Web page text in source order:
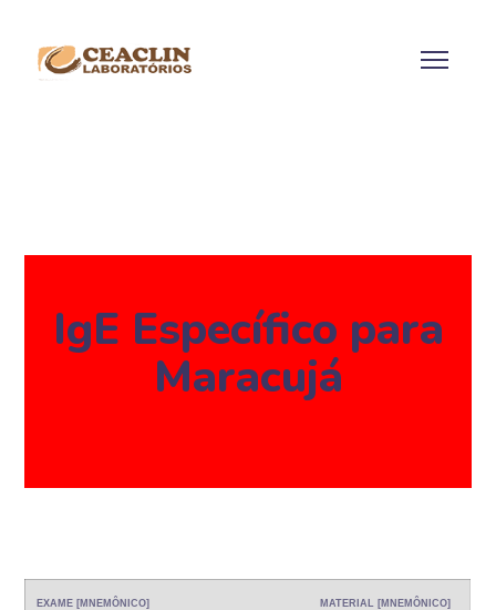
IgE Específico para
Maracujá
EXAME [MNEMÔNICO] MATERIAL [MNEMÔNICO]